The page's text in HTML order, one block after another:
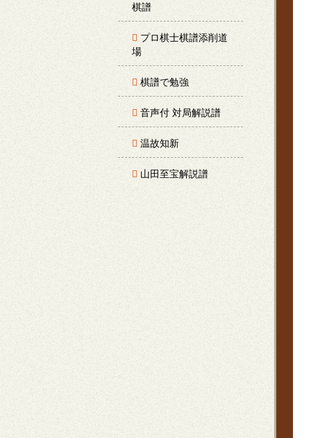
棋譜
プロ棋士棋譜添削道
場
棋譜で勉強
音声付 対局解説譜
温故知新
山田至宝解説譜